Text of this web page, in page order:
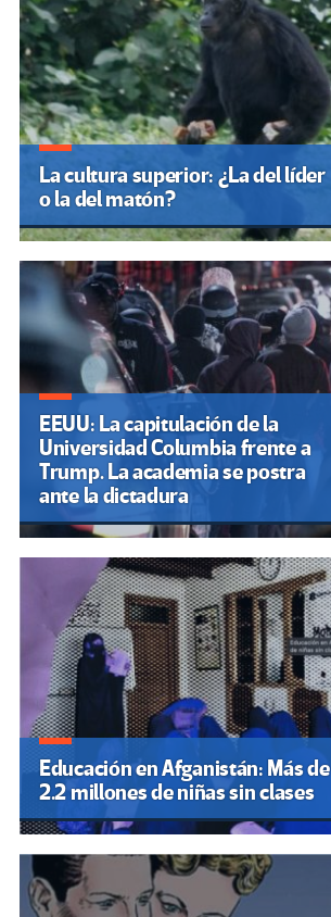
La cultura superior: ¿La del líder
o la del matón?
EEUU: La capitulación de la
Universidad Columbia frente a
Trump. La academia se postra
ante la dictadura
Educación en Afganistán: Más de
2.2 millones de niñas sin clases